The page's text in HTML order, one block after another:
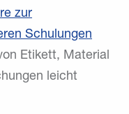
zur
Schulungen
Etikett, Material
leicht